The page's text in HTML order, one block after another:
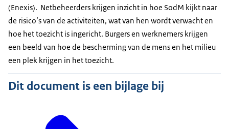
(Enexis). Netbeheerders krijgen inzicht in hoe SodM kijkt naar
de risico’s van de activiteiten, wat van hen wordt verwacht en
hoe het toezicht is ingericht. Burgers en werknemers krijgen
een beeld van hoe de bescherming van de mens en het milieu
een plek krijgen in het toezicht.
Dit document is een bijlage bij